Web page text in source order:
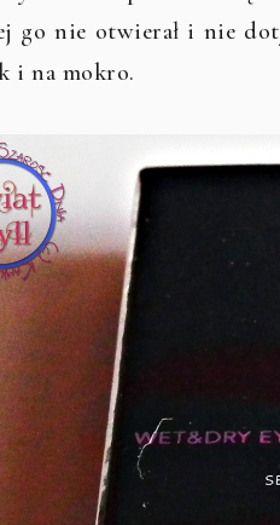
go nie otwierał i nie
i na mokro.